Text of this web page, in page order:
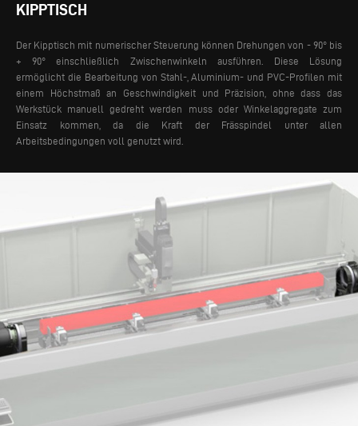
KIPPTISCH
Der Kipptisch mit numerischer Steuerung können Drehungen von - 90° bis
+ 90° einschließlich Zwischenwinkeln ausführen. Diese Lösung
ermöglicht die Bearbeitung von Stahl-, Aluminium- und PVC-Profilen mit
einem Höchstmaß an Geschwindigkeit und Präzision, ohne dass das
Werkstück manuell gedreht werden muss oder Winkelaggregate zum
Einsatz kommen, da die Kraft der Frässpindel unter allen
Arbeitsbedingungen voll genutzt wird.